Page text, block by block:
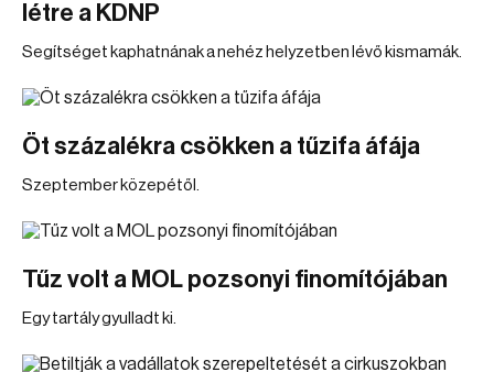
létre a KDNP
Segítséget kaphatnának a nehéz helyzetben lévő kismamák.
Öt százalékra csökken a tűzifa áfája
Szeptember közepétől.
Tűz volt a MOL pozsonyi finomítójában
Egy tartály gyulladt ki.